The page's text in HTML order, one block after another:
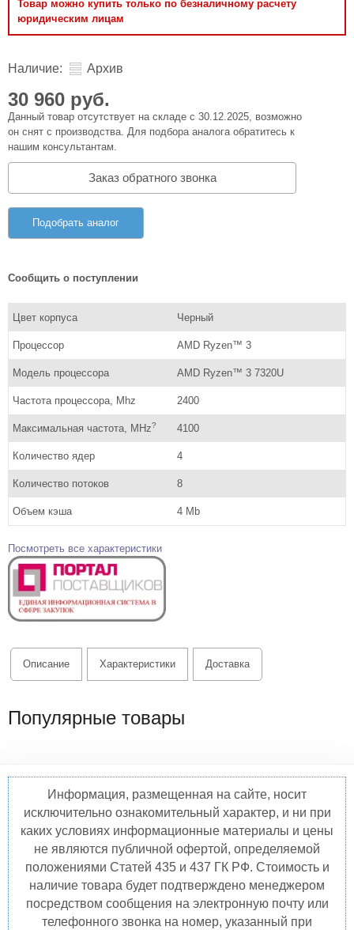
Товар можно купить только по безналичному расчету
юридическим лицам
Наличие: Архив
30 960 руб.
Данный товар отсутствует на складе с 30.12.2025, возможно
он снят с производства. Для подбора аналога обратитесь к
нашим консультантам.
Заказ обратного звонка
Подобрать аналог
Сообщить о поступлении
Цвет корпуса Черный
Процессор AMD Ryzen™ 3
Модель процессора AMD Ryzen™ 3 7320U
Частота процессора, Mhz 2400
Максимальная частота, MHz? 4100
Количество ядер 4
Количество потоков 8
Объем кэша 4 Mb
Посмотреть все характеристики
Описание Характеристики Доставка
Популярные товары
Информация, размещенная на сайте, носит
исключительно ознакомительный характер, и ни при
каких условиях информационные материалы и цены
не являются публичной офертой, определяемой
положениями Статей 435 и 437 ГК РФ. Стоимость и
наличие товара будет подтверждено менеджером
посредством сообщения на электронную почту или
телефонного звонка на номер, указанный при